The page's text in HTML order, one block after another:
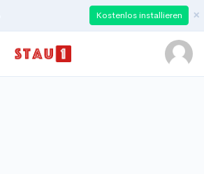
Kostenlos installieren ×